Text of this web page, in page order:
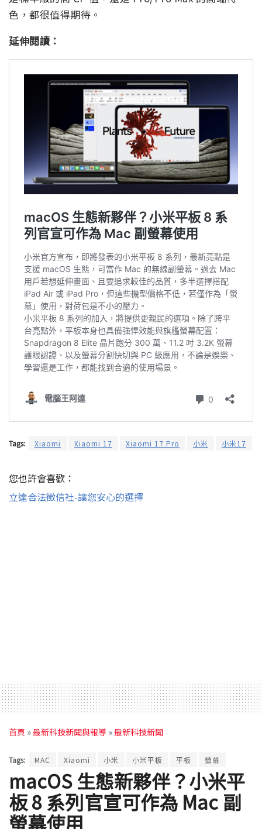
色，都很值得期待。
延伸閱讀：
Tags: Xiaomi Xiaomi 17 Xiaomi 17 Pro 小米 小米17
您也許會喜歡：
立達合法徵信社-讓您安心的選擇
首頁 »最新科技新聞與報導 »最新科技新聞
Tags: MAC Xiaomi 小米 小米平板 平板 螢幕
macOS 生態新夥伴？小米平
板 8 系列官宣可作為 Mac 副
螢幕使用